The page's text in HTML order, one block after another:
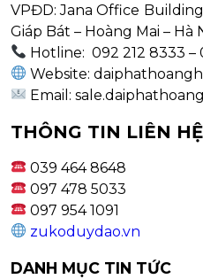
VPĐD: Jana Office
Giáp Bát – Hoàng Mai – Hà
Hotline: 092 212 8333 –
Website:
Email:
THÔNG TIN LIÊN HỆ
039 464 8648
097 478 5033
097 954 1091
zukoduydao.vn
DANH MỤC TIN TỨC